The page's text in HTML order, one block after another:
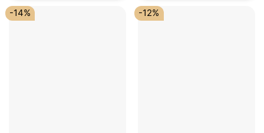
-14% -12%